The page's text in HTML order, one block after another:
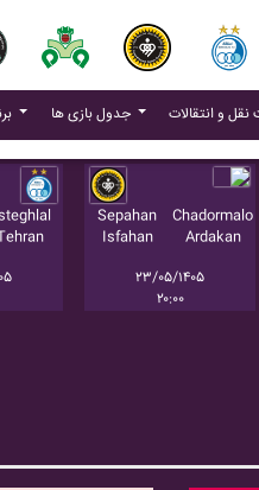
برنامه بازی ها جدول بازی ها و انتقالات
Chadormalo
Ardakan
Sepahan
Isfahan
۲۳/۰۵/۱۴۰۵
۲۰:۰۰